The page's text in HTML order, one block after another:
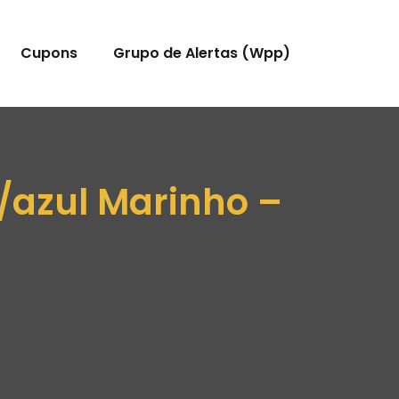
Cupons Grupo de Alertas (Wpp)
Marinho –